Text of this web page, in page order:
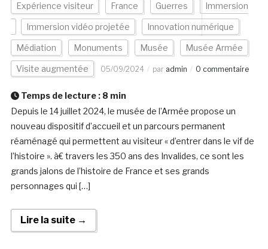
Expérience visiteur France Guerres Immersion
Immersion vidéo projetée Innovation numérique
Médiation Monuments Musée Musée Armée
Visite augmentée 05/09/2024 par admin 0 commentaire
Temps de lecture : 8 min
Depuis le 14 juillet 2024, le musée de l’Armée propose un
nouveau dispositif d’accueil et un parcours permanent
réaménagé qui permettent au visiteur « d’entrer dans le vif de
l’histoire ». à€ travers les 350 ans des Invalides, ce sont les
grands jalons de l’histoire de France et ses grands
personnages qui […]
Lire la suite →